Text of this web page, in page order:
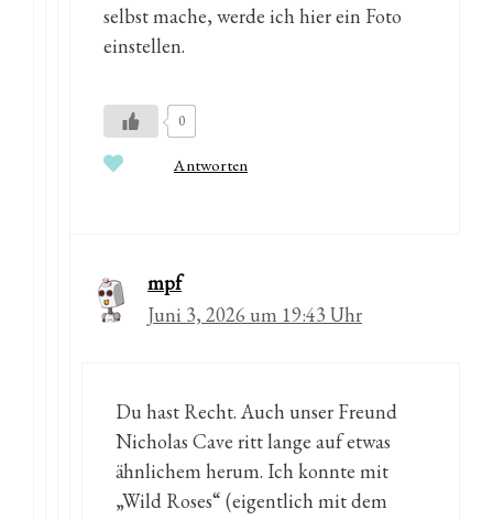
selbst mache, werde ich hier ein Foto
einstellen.
0
Antworten
mpf
Juni 3, 2026 um 19:43 Uhr
Du hast Recht. Auch unser Freund
Nicholas Cave ritt lange auf etwas
ähnlichem herum. Ich konnte mit
„Wild Roses“ (eigentlich mit dem